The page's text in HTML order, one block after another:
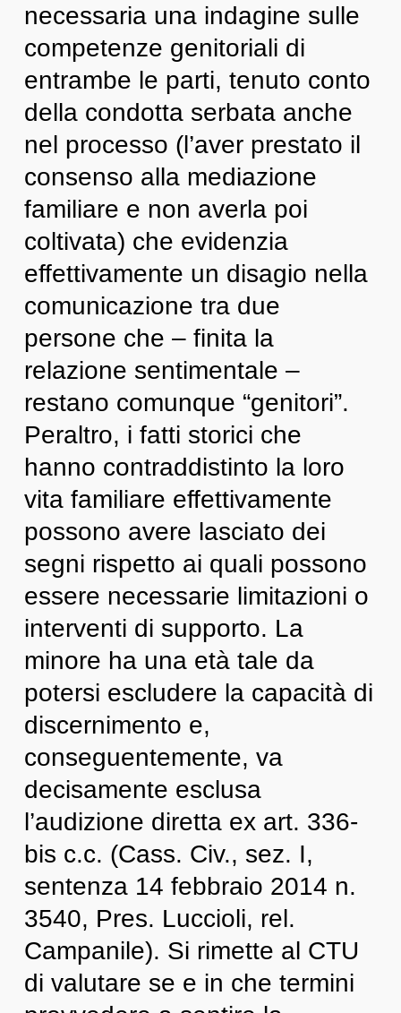
necessaria una indagine sulle
competenze genitoriali di
entrambe le parti, tenuto conto
della condotta serbata anche
nel processo (l’aver prestato il
consenso alla mediazione
familiare e non averla poi
coltivata) che evidenzia
effettivamente un disagio nella
comunicazione tra due
persone che – finita la
relazione sentimentale –
restano comunque “genitori”.
Peraltro, i fatti storici che
hanno contraddistinto la loro
vita familiare effettivamente
possono avere lasciato dei
segni rispetto ai quali possono
essere necessarie limitazioni o
interventi di supporto. La
minore ha una età tale da
potersi escludere la capacità di
discernimento e,
conseguentemente, va
decisamente esclusa
l’audizione diretta ex art. 336-
bis c.c. (Cass. Civ., sez. I,
sentenza 14 febbraio 2014 n.
3540, Pres. Luccioli, rel.
Campanile). Si rimette al CTU
di valutare se e in che termini